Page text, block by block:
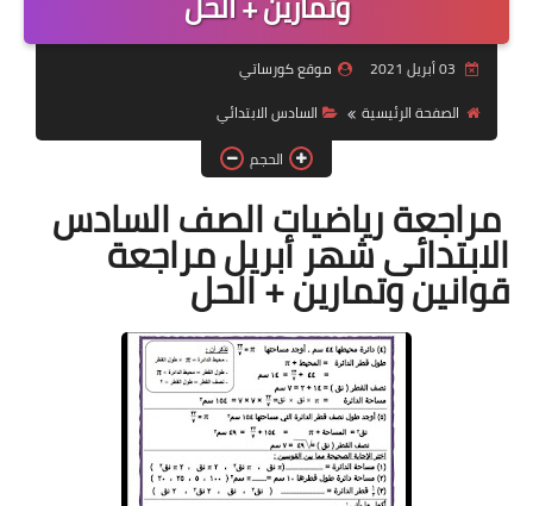
موضوعات
تكنولوجيا
روايات
صحة
موقع كورساتي
الصفحة الرئيسية
السادس الابتدائي
الحجم
مراجعة رياضيات الصف السادس
الابتدائى شهر أبريل مراجعة
قوانين وتمارين + الحل